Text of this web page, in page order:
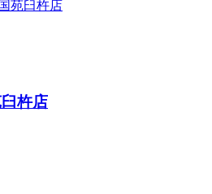
杵店